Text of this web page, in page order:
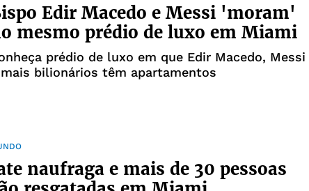
Edir Macedo e Messi 'moram'
mesmo prédio de luxo em Miami
prédio de luxo em que Edir Macedo, Messi
bilionários têm apartamentos
naufraga e mais de 30 pessoas